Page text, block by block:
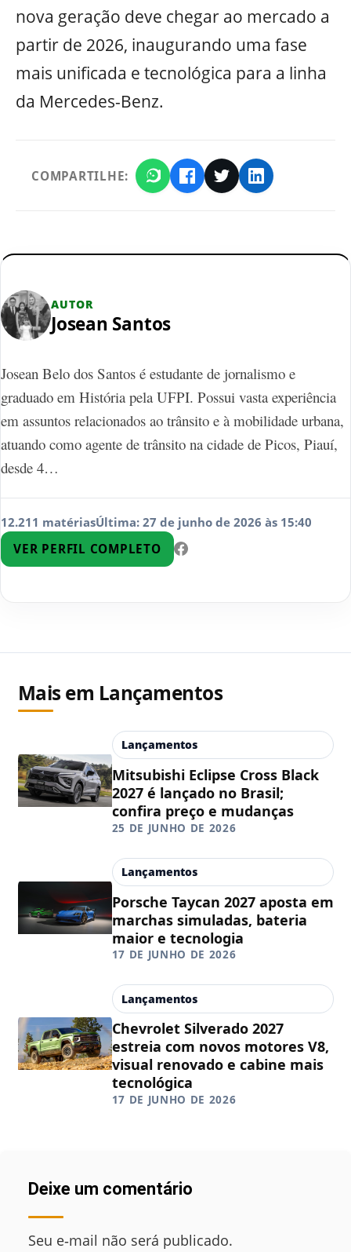
nova geração deve chegar ao mercado a
partir de 2026, inaugurando uma fase
mais unificada e tecnológica para a linha
da Mercedes-Benz.
COMPARTILHE:
AUTOR
Josean Santos
Josean Belo dos Santos é estudante de jornalismo e
graduado em História pela UFPI. Possui vasta experiência
em assuntos relacionados ao trânsito e à mobilidade urbana,
atuando como agente de trânsito na cidade de Picos, Piauí,
desde 4…
12.211 matériasÚltima: 27 de junho de 2026 às 15:40
VER PERFIL COMPLETO
Mais em Lançamentos
Lançamentos
Mitsubishi Eclipse Cross Black
2027 é lançado no Brasil;
confira preço e mudanças
25 DE JUNHO DE 2026
Lançamentos
Porsche Taycan 2027 aposta em
marchas simuladas, bateria
maior e tecnologia
17 DE JUNHO DE 2026
Lançamentos
Chevrolet Silverado 2027
estreia com novos motores V8,
visual renovado e cabine mais
tecnológica
17 DE JUNHO DE 2026
Deixe um comentário
Seu e‑mail não será publicado.